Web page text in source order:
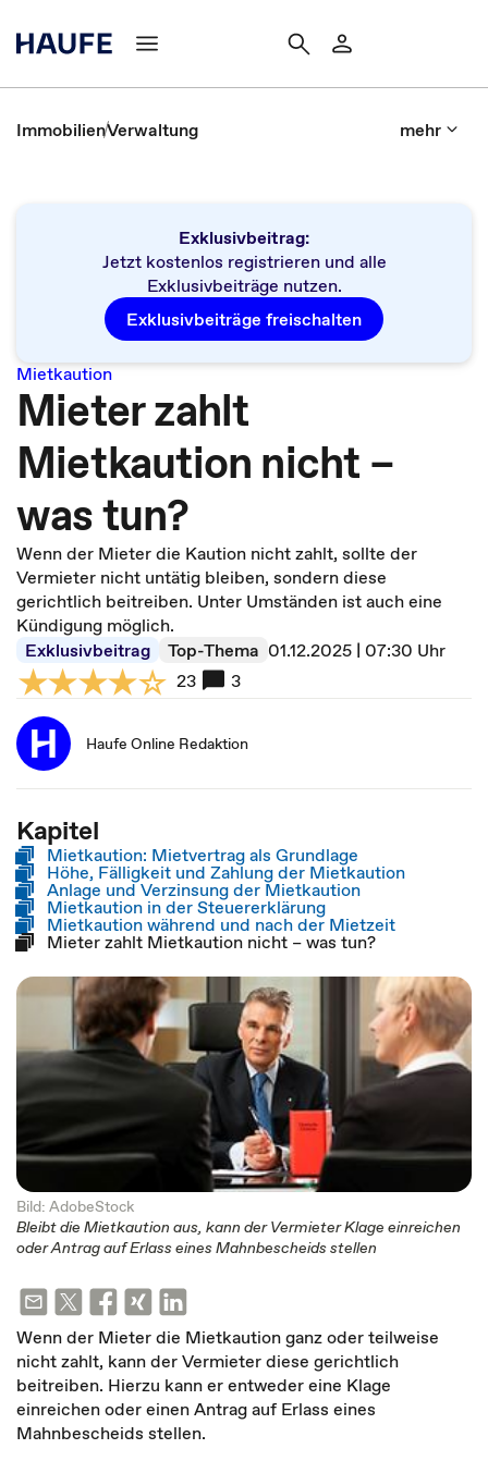
ImmobilienVerwaltung mehr
Exklusivbeitrag:
Jetzt kostenlos registrieren und alle
Exklusivbeiträge nutzen.
Exklusivbeiträge freischalten
Mietkaution
Mieter zahlt
Mietkaution nicht –
was tun?
Wenn der Mieter die Kaution nicht zahlt, sollte der
Vermieter nicht untätig bleiben, sondern diese
gerichtlich beitreiben. Unter Umständen ist auch eine
Kündigung möglich.
Exklusivbeitrag
Top-Thema 01.12.2025 | 07:30 Uhr
23
3
Haufe Online Redaktion
Kapitel
Mietkaution: Mietvertrag als Grundlage
Höhe, Fälligkeit und Zahlung der Mietkaution
Anlage und Verzinsung der Mietkaution
Mietkaution in der Steuererklärung
Mietkaution während und nach der Mietzeit
Mieter zahlt Mietkaution nicht – was tun?
Bild: AdobeStock
Bleibt die Mietkaution aus, kann der Vermieter Klage einreichen
oder Antrag auf Erlass eines Mahnbescheids stellen
Wenn der Mieter die Mietkaution ganz oder teilweise
nicht zahlt, kann der Vermieter diese gerichtlich
beitreiben. Hierzu kann er entweder eine Klage
einreichen oder einen Antrag auf Erlass eines
Mahnbescheids stellen.